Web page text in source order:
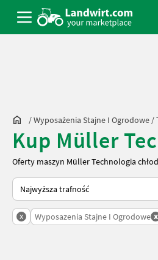
/Wyposażenia Stajne I Ogrodowe /
Kup Müller
Oferty maszyn Müller Technologia
Tak sortuje się na Landwirt.com
x Wyposazenia Stajne I Ogrodowe x